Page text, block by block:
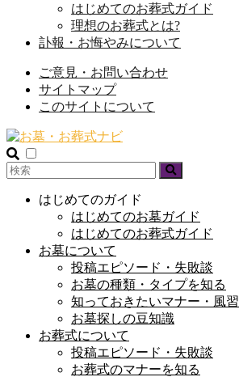
はじめてのお葬式ガイド
理想のお葬式とは?
訃報・お悔やみについて
ご意見・お問い合わせ
サイトマップ
このサイトについて
はじめてのガイド
はじめてのお墓ガイド
はじめてのお葬式ガイド
お墓について
投稿エピソード・失敗談
お墓の種類・タイプを知る
知っておきたいマナー・風習
お墓探しの豆知識
お葬式について
投稿エピソード・失敗談
お葬式のマナーを知る